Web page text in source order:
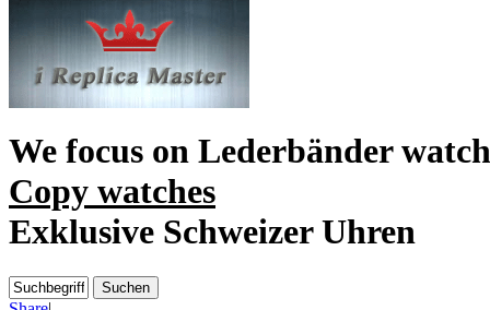
We focus on Lederbänder watch
Copy watches
Exklusive Schweizer Uhren